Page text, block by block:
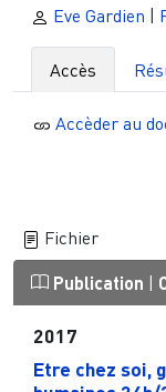
Eve Gardien
Accès
Accèder au
Fichier
Publication |
2017
Etre chez soi,